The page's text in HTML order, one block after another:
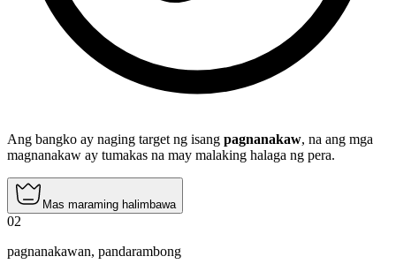
Ang bangko ay naging target ng isang pagnanakaw, na ang mga
magnanakaw ay tumakas na may malaking halaga ng pera.
Mas maraming halimbawa
02
pagnanakawan, pandarambong